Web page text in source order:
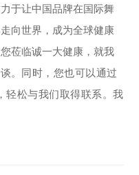
于让中国品牌在国际舞
向世界，成为全球健康
莅临诚一大健康，就我
。 同时，您也可以通过
轻松与我们取得联系。我